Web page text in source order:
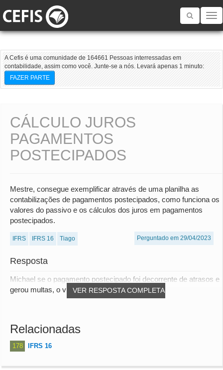
Toggle
A Cefis é uma comunidade de 164661 Pessoas interressadas em
contabilidade, assim como você. Junte-se a nós. Levará apenas 1 minuto:
FAZER PARTE
CÁLCULO JUROS
PAGAMENTOS
POSTECIPADOS
Mestre, consegue exemplificar através de uma planilha as
contabilizações de pagamentos postecipados, como funciona os
valores do passivo e os cálculos dos juros em pagamentos
postecipados.
IFRS IFRS 16 Tiago Perguntado em 29/04/2023
Resposta
VER RESPOSTA COMPLETA
Michael se o pagamento postecipado foi decorrente de atrasos e
gerou multas, o valor da multa e corr...
Relacionadas
178 IFRS 16